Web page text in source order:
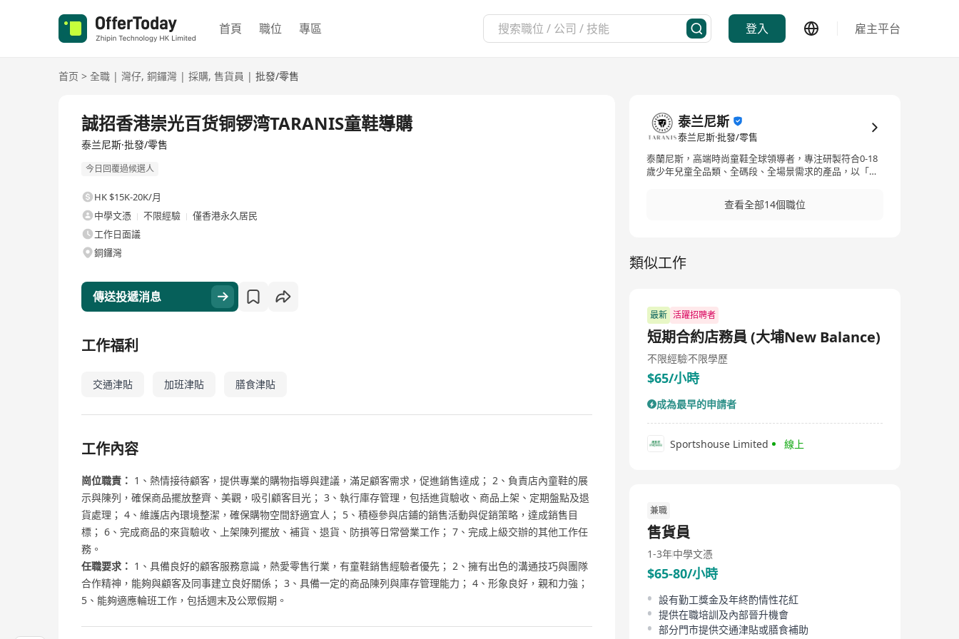
首頁 職位 專區 登入 雇主平台
首页 > 全職 | 灣仔, 銅鑼灣 | 採購, 售貨員 | 批發/零售
誠招香港崇光百货铜锣湾TARANIS童鞋導購
泰兰尼斯·批發/零售
今日回覆過候選人
HK $15K-20K/月
中學文憑
不限經驗
僅香港永久居民
工作日面議
銅鑼灣
傳送投遞消息
工作福利
交通津貼 加班津貼 膳食津貼
工作內容
崗位職責： 1、熱情接待顧客，提供專業的購物指導與建議，滿足顧客需求，促進銷售達成； 2、負責店內童鞋的展
示與陳列，確保商品擺放整齊、美觀，吸引顧客目光； 3、執行庫存管理，包括進貨驗收、商品上架、定期盤點及退
貨處理； 4、維護店內環境整潔，確保購物空間舒適宜人； 5、積極參與店鋪的銷售活動與促銷策略，達成銷售目
標； 6、完成商品的來貨驗收、上架陳列擺放、補貨、退貨、防損等日常營業工作； 7、完成上級交辦的其他工作任
務。
任職要求： 1、具備良好的顧客服務意識，熱愛零售行業，有童鞋銷售經驗者優先； 2、擁有出色的溝通技巧與團隊
合作精神，能夠與顧客及同事建立良好關係； 3、具備一定的商品陳列與庫存管理能力； 4、形象良好，親和力強；
5、能夠適應輪班工作，包括週末及公眾假期。
泰兰尼斯
泰兰尼斯·批發/零售
泰蘭尼斯，高端時尚童鞋全球領導者，專注研製符合0-18
歲少年兒童全品類、全碼段、全場景需求的產品，以「不
藝，以奢品的態度打造每一雙童鞋。 科學地將產品劃分為
六個階段：0階柔抱鞋，1階步前鞋，2階學步鞋，3階幼兒
術，獲得BVmark國際防滑認證，與瑞士近百年抑菌品牌
Sanitized、美國高端技術產品OrthoLite形成長期戰略合
查看全部14個職位
類似工作
最新 活躍招聘者
短期合約店務員 (大埔New Balance)
不限經驗不限學歷
$65/小時
成為最早的申請者
Sportshouse Limited 線上
兼職
售貨員
1-3年中學文憑
$65-80/小時
設有勤工獎金及年終酌情性花紅
提供在職培訓及內部晉升機會
部分門市提供交通津貼或膳食補助